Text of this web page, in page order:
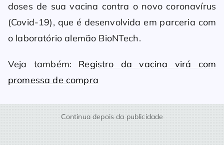
doses de sua vacina contra o novo coronavírus
(Covid-19), que é desenvolvida em parceria com
o laboratório alemão BioNTech.
Veja também: Registro da vacina virá com
promessa de compra
Continua depois da publicidade